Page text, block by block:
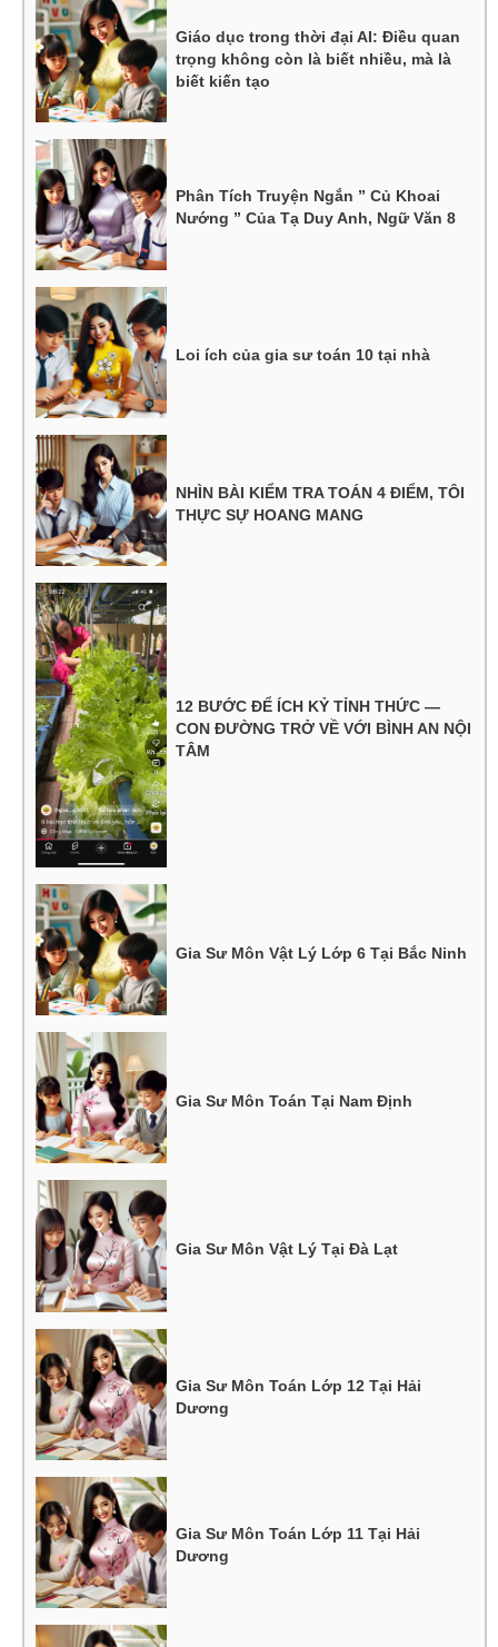
Giáo dục trong thời đại AI: Điều quan
trọng không còn là biết nhiều, mà là
biết kiến tạo
Phân Tích Truyện Ngắn ” Củ Khoai
Nướng ” Của Tạ Duy Anh, Ngữ Văn 8
Loi ích của gia sư toán 10 tại nhà
NHÌN BÀI KIỂM TRA TOÁN 4 ĐIỂM, TÔI
THỰC SỰ HOANG MANG
12 BƯỚC ĐỂ ÍCH KỶ TỈNH THỨC —
CON ĐƯỜNG TRỞ VỀ VỚI BÌNH AN NỘI
TÂM
Gia Sư Môn Vật Lý Lớp 6 Tại Bắc Ninh
Gia Sư Môn Toán Tại Nam Định
Gia Sư Môn Vật Lý Tại Đà Lạt
Gia Sư Môn Toán Lớp 12 Tại Hải
Dương
Gia Sư Môn Toán Lớp 11 Tại Hải
Dương